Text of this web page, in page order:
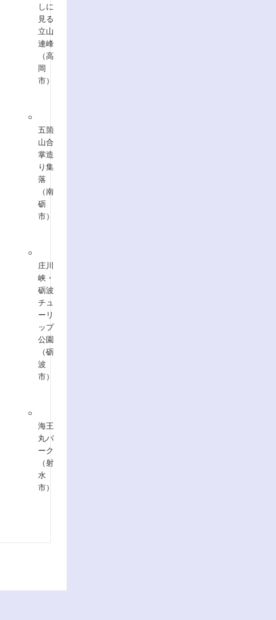
しに
見る
立山
連峰
（高
岡
市）
五箇
山合
掌造
り集
落
（南
砺
市）
庄川
峡・
砺波
チュ
ーリ
ップ
公園
（砺
波
市）
海王
丸パ
ーク
（射
水
市）